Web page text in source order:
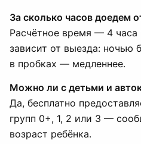
За сколько часов доедем
Расчётное время — 4 часа
зависит от выезда: ночью
в пробках — медленнее.
Можно ли с детьми и
Да, бесплатно
групп 0+, 1, 2 или 3 —
возраст ребёнка.